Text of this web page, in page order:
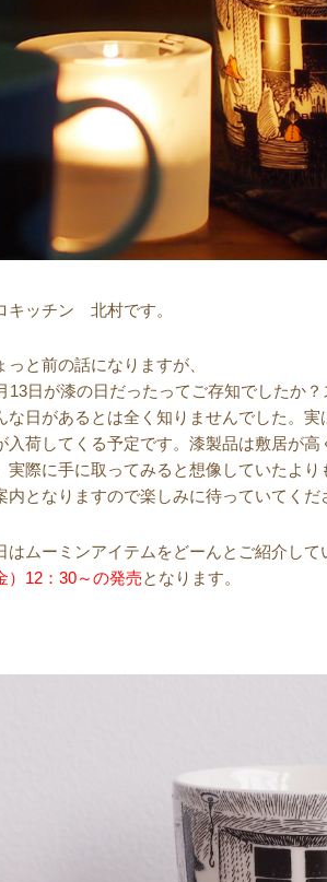
キッチン 北村です。
っと前の話になりますが、
13日が漆の日だったってご存知でしたか
な日があるとは全く知りませんでした。
入荷してくる予定です。漆製品は敷居が
実際に手に取ってみると想像していたよ
内となりますので楽しみに待っていてくだ
はムーミンアイテムをどーんとご紹介し
）12：30～の発売となります。